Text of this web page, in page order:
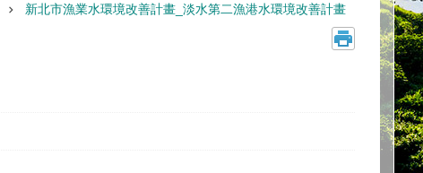
新北市漁業水環境改善計畫_淡水第二漁港水環境改善計畫